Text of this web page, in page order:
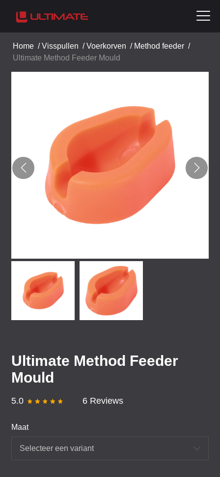
Home /Visspullen /Voerkorven / Method feeder /
Ultimate Method Feeder Mould
Ultimate Method Feeder
Mould
5.0 6 Reviews
Maat
Selecteer een variant